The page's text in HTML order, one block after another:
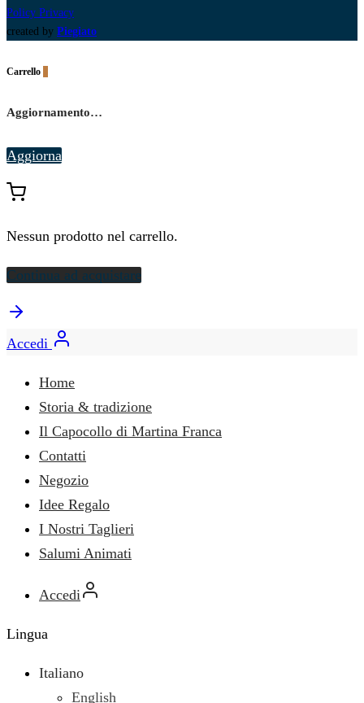
Policy Privacy
created by Piegiato
Carrello
Aggiornamento…
Aggiorna
Nessun prodotto nel carrello.
Continua ad acquistare
Accedi
Home
Storia & tradizione
Il Capocollo di Martina Franca
Contatti
Negozio
Idee Regalo
I Nostri Taglieri
Salumi Animati
Accedi
Lingua
Italiano
English